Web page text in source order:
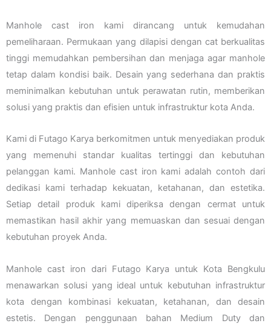
Manhole cast iron kami dirancang untuk kemudahan
pemeliharaan. Permukaan yang dilapisi dengan cat berkualitas
tinggi memudahkan pembersihan dan menjaga agar manhole
tetap dalam kondisi baik. Desain yang sederhana dan praktis
meminimalkan kebutuhan untuk perawatan rutin, memberikan
solusi yang praktis dan efisien untuk infrastruktur kota Anda.
Kami di Futago Karya berkomitmen untuk menyediakan produk
yang memenuhi standar kualitas tertinggi dan kebutuhan
pelanggan kami. Manhole cast iron kami adalah contoh dari
dedikasi kami terhadap kekuatan, ketahanan, dan estetika.
Setiap detail produk kami diperiksa dengan cermat untuk
memastikan hasil akhir yang memuaskan dan sesuai dengan
kebutuhan proyek Anda.
Manhole cast iron dari Futago Karya untuk Kota Bengkulu
menawarkan solusi yang ideal untuk kebutuhan infrastruktur
kota dengan kombinasi kekuatan, ketahanan, dan desain
estetis. Dengan penggunaan bahan Medium Duty dan